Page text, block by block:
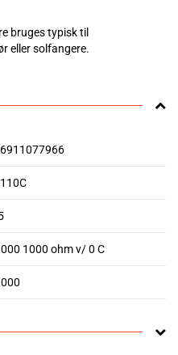
bruges typisk til
eller solfangere.
1000 ohm v/ 0 C